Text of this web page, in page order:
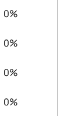
0%
0%
0%
0%